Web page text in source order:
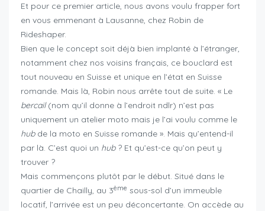
Et pour ce premier article, nous avons voulu frapper fort
en vous emmenant à Lausanne, chez Robin de
Rideshaper.
Bien que le concept soit déjà bien implanté à l’étranger,
notamment chez nos voisins français, ce bouclard est
tout nouveau en Suisse et unique en l’état en Suisse
romande. Mais là, Robin nous arrête tout de suite. « Le
bercail(nom qu’il donne à l’endroit ndlr) n’est pas
uniquement un atelier moto mais je l’ai voulu comme le
hubde la moto en Suisse romande ». Mais qu’entend-il
par là. C’est quoi un hub? Et qu’est-ce qu’on peut y
trouver ?
Mais commençons plutôt par le début. Situé dans le
quartier de Chailly, au 3ème sous-sol d’un immeuble
locatif, l’arrivée est un peu déconcertante. On accède au